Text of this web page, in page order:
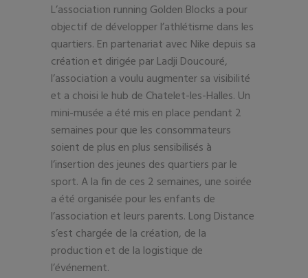
L’association running Golden Blocks a pour
objectif de développer l’athlétisme dans les
quartiers. En partenariat avec Nike depuis sa
création et dirigée par Ladji Doucouré,
l’association a voulu augmenter sa visibilité
et a choisi le hub de Chatelet-les-Halles. Un
mini-musée a été mis en place pendant 2
semaines pour que les consommateurs
soient de plus en plus sensibilisés à
l’insertion des jeunes des quartiers par le
sport. A la fin de ces 2 semaines, une soirée
a été organisée pour les enfants de
l’association et leurs parents. Long Distance
s’est chargée de la création, de la
production et de la logistique de
l’événement.